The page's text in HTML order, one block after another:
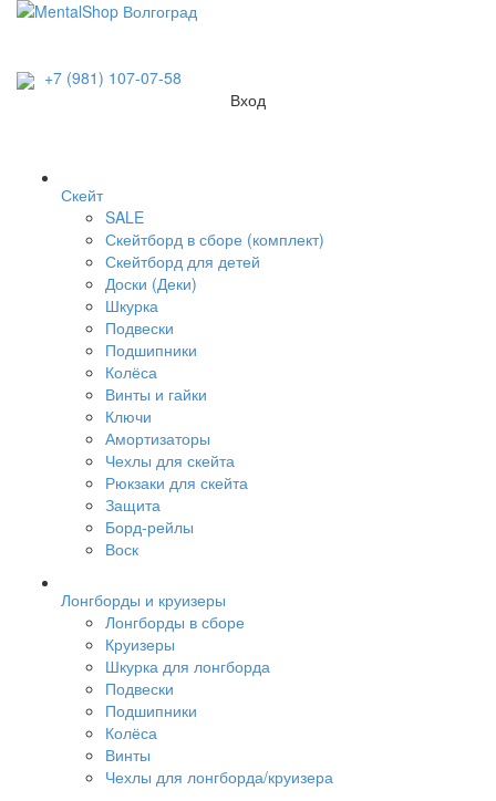
+7 (981) 107-07-58
Вход
Скейт
SALE
Скейтборд в сборе (комплект)
Скейтборд для детей
Доски (Деки)
Шкурка
Подвески
Подшипники
Колёса
Винты и гайки
Ключи
Амортизаторы
Чехлы для скейта
Рюкзаки для скейта
Защита
Борд-рейлы
Воск
Лонгборды и круизеры
Лонгборды в сборе
Круизеры
Шкурка для лонгборда
Подвески
Подшипники
Колёса
Винты
Чехлы для лонгборда/круизера